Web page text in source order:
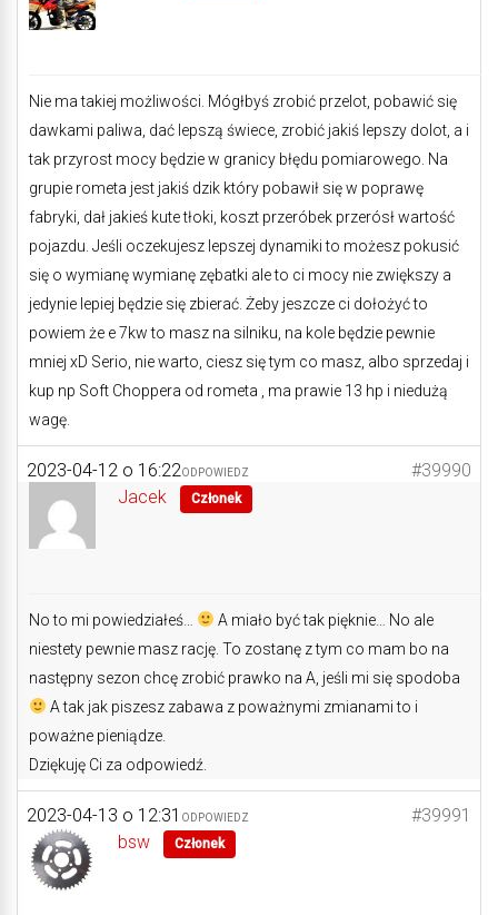
Nie ma takiej możliwości. Mógłbyś zrobić przelot, pobawić się
dawkami paliwa, dać lepszą świece, zrobić jakiś lepszy dolot, a i
tak przyrost mocy będzie w granicy błędu pomiarowego. Na
grupie rometa jest jakiś dzik który pobawił się w poprawę
fabryki, dał jakieś kute tłoki, koszt przeróbek przerósł wartość
pojazdu. Jeśli oczekujesz lepszej dynamiki to możesz pokusić
się o wymianę wymianę zębatki ale to ci mocy nie zwiększy a
jedynie lepiej będzie się zbierać. Żeby jeszcze ci dołożyć to
powiem że e 7kw to masz na silniku, na kole będzie pewnie
mniej xD Serio, nie warto, ciesz się tym co masz, albo sprzedaj i
kup np Soft Choppera od rometa , ma prawie 13 hp i niedużą
wagę.
2023-04-12 o 16:22 #39990
ODPOWIEDZ
Jacek Członek
No to mi powiedziałeś…
A miało być tak pięknie… No ale
niestety pewnie masz rację. To zostanę z tym co mam bo na
następny sezon chcę zrobić prawko na A, jeśli mi się spodoba
A tak jak piszesz zabawa z poważnymi zmianami to i
poważne pieniądze.
Dziękuję Ci za odpowiedź.
2023-04-13 o 12:31 #39991
ODPOWIEDZ
bsw Członek